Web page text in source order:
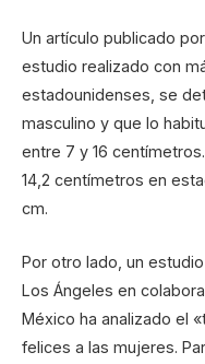
Un artículo publicado
estudio realizado con
estadounidenses, se
masculino y que lo
entre 7 y 16
14,2 centímetros en
cm.
Por otro lado, un
Los Ángeles en
México ha analizado el
felices a las mujeres.